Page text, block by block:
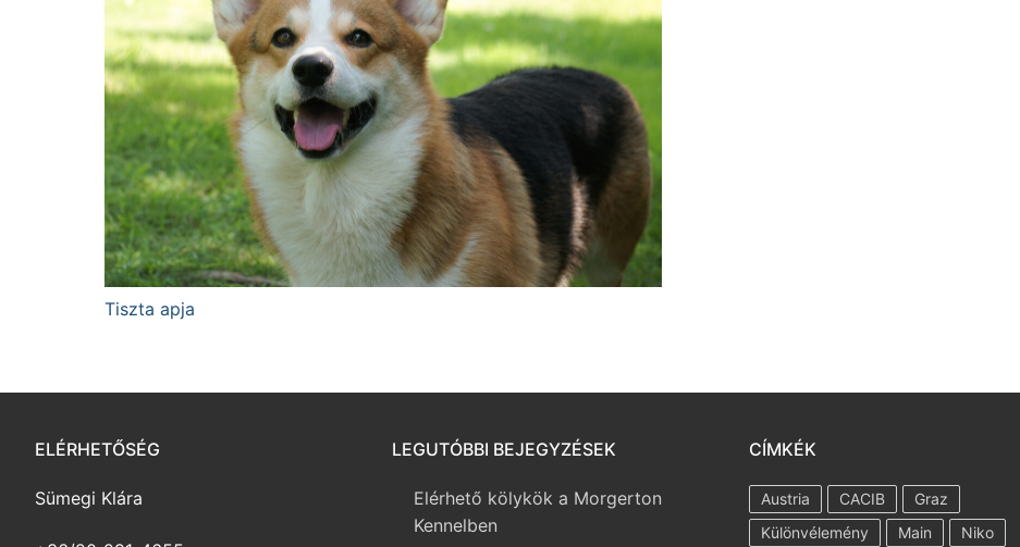
Tiszta apja
ELÉRHETŐSÉG
Sümegi Klára
LEGUTÓBBI BEJEGYZÉSEK
Elérhető kölykök a Morgerton
Kennelben
CÍMKÉK
Austria CACIB
Graz
Különvélemény
Main Niko